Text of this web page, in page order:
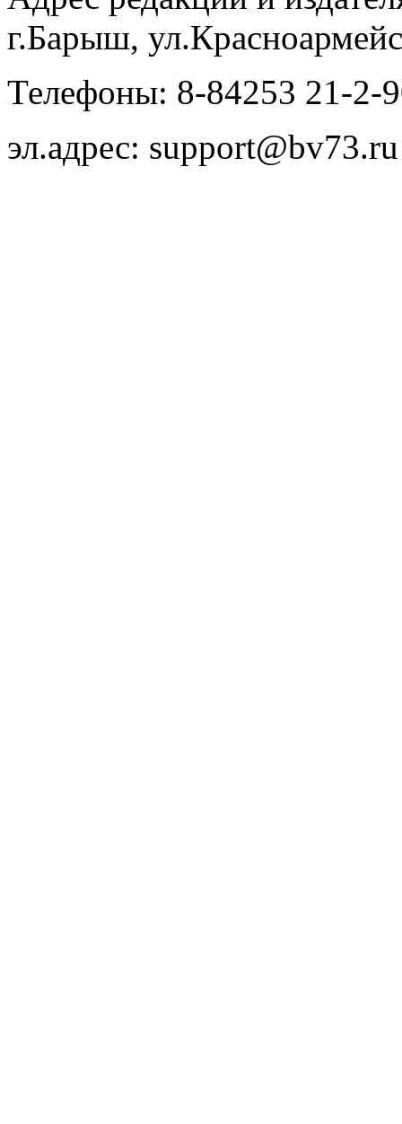
г.Барыш,
Телефоны: 8-84253 21-2-
эл.адрес: support@bv73.ru